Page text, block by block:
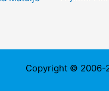
Copyright © 2006-